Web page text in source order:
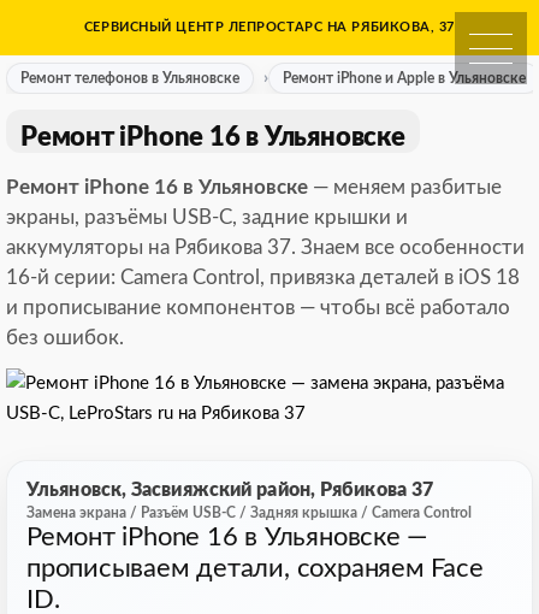
content
Ремонт телефонов в
СЕРВИСНЫЙ ЦЕНТР ЛЕПРОСТАРС НА РЯБИКОВА, 37
Ремонт телефонов в Ульяновске Ремонт iPhone и Apple в Ульяновске
Ремонт iPhone 16 в Ульяновске
Ремонт iPhone 16 в Ульяновске — меняем разбитые
экраны, разъёмы USB-C, задние крышки и
аккумуляторы на Рябикова 37. Знаем все особенности
16-й серии: Camera Control, привязка деталей в iOS 18
и прописывание компонентов — чтобы всё работало
без ошибок.
Ульяновск, Засвияжский район, Рябикова 37
Замена экрана / Разъём USB-C / Задняя крышка / Camera Control
Ремонт iPhone 16 в Ульяновске —
прописываем детали, сохраняем Face
ID.